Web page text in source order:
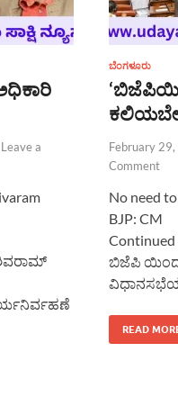
Leave a
ಬೆಂಗಳೂರು
February
Comment
No need
BJP: CM
Continued
ಬಿಜೆಪಿ ಯಿಂದ
READ